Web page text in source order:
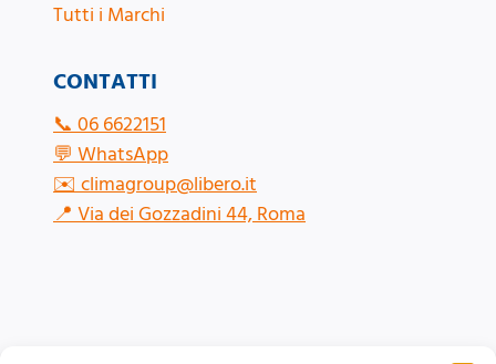
CONTATTI
📞06 6622151
💬WhatsApp
✉️climagroup@libero.it
📍Via dei Gozzadini 44, Roma
Tutti i Marchi